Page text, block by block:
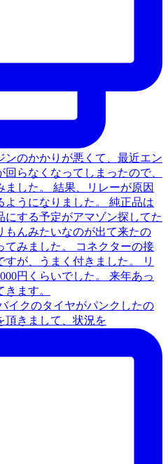
イクのタイヤがパンクしたの
頂きまして、状況を